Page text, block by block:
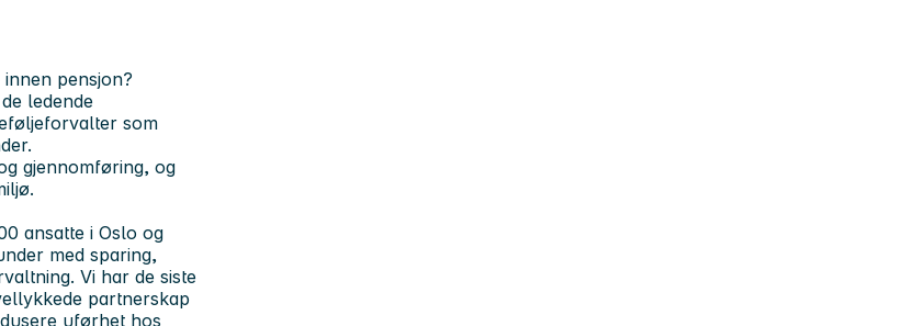
pensjon?
ledende
som
gjennomføring, og
ansatte i Oslo og
med sparing,
Vi har de siste
partnerskap
uførhet hos